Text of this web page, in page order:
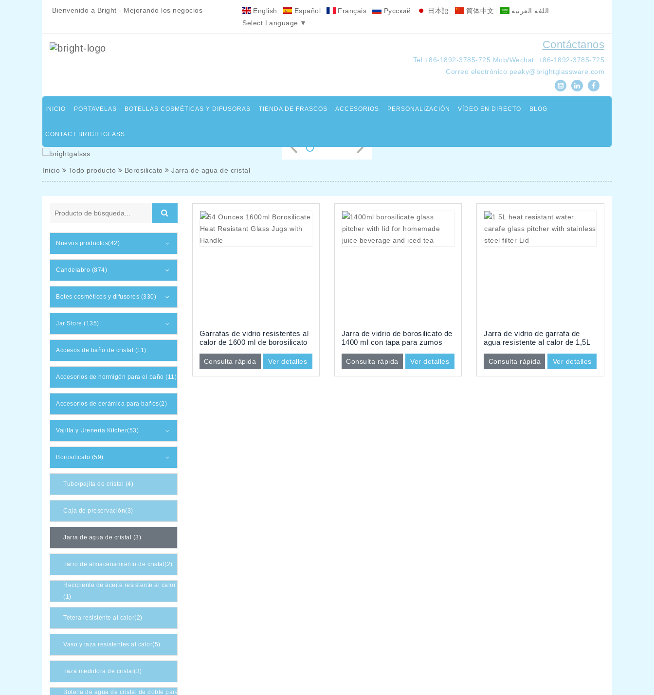
Bienvenido a Bright - Mejorando los negocios English Español Français Pусский 日本語 简体中文
اللغة العربية
Select Language ▼
Contáctanos
Tel:+86-1892-3785-725 Mob/Wechat: +86-1892-3785-725
Correo electrónico:peaky@brightglassware.com
INICIO PORTAVELAS BOTELLAS COSMÉTICAS Y DIFUSORAS TIENDA DE FRASCOS ACCESORIOS PERSONALIZACIÓN VÍDEO EN DIRECTO BLOG
CONTACT BRIGHTGLASS
Inicio Todo producto Borosilicato Jarra de agua de cristal
Nuevos productos(42)
Candelabro (874)
Botes cosméticos y difusores (330)
Jar Store (135)
Accesos de baño de cristal (11)
Accesorios de hormigón para el baño (11)
Accesorios de cerámica para baños(2)
Vajilla y Utenería Kitcher(53)
Borosilicato (59)
Tubo/pajita de cristal (4)
Caja de preservación(3)
Jarra de agua de cristal (3)
Tarro de almacenamiento de cristal(2)
Recipiente de aceite resistente al calor
(1)
Tetera resistente al calor(2)
Vaso y taza resistentes al calor(5)
Taza medidora de cristal(3)
Botella de agua de cristal de doble pared
Garrafas de vidrio resistentes al
calor de 1600 ml de borosilicato
Consulta rápida Ver detalles
Jarra de vidrio de borosilicato de
1400 ml con tapa para zumos
Consulta rápida Ver detalles
Jarra de vidrio de garrafa de
agua resistente al calor de 1,5L
inoxidable
Consulta rápida Ver detalles